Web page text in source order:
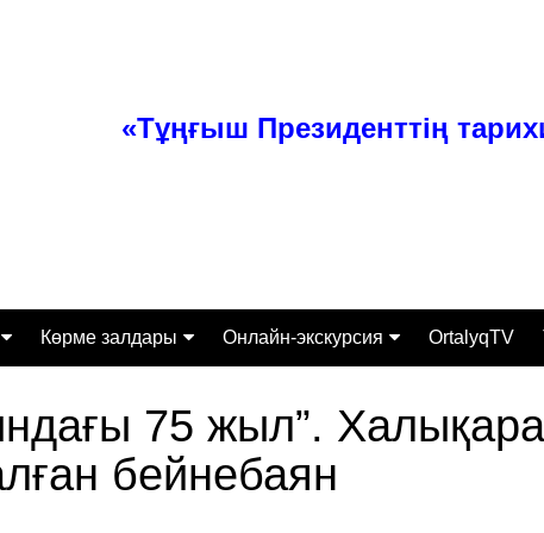
«Тұңғыш Президенттің
Экскурсиялық-бұқаралық
жұмыс бөлімі
Көрме залдары
Өз заманының перзенті
Тұлғаның ерен қабілеті
Онлайн-экскурсия OrtalyqTV
75 жыл”.
бейнебаян